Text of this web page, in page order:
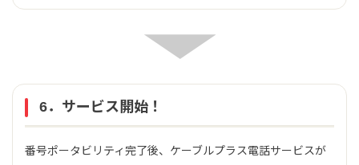
6．サービス開始！
番号ポータビリティ完了後、ケーブルプラス電話サービスが